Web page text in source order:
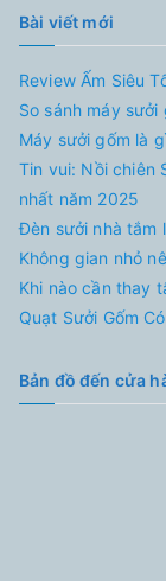
Bài viết mới
Review Ấm Siêu
So sánh máy
Máy sưởi gốm là
Tin vui: Nồi chiên
nhất năm 2025
Đèn sưởi nhà tắm
Không gian nhỏ
Khi nào cần thay
Quạt Sưởi Gốm
Bản đồ đến cửa